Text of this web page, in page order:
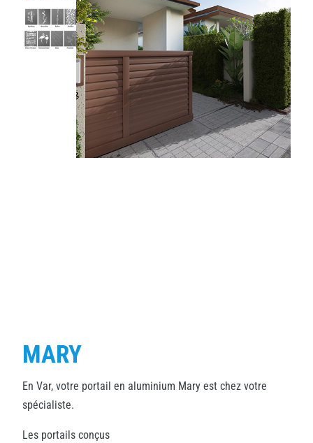
MARY
En Var, votre portail en aluminium Mary est chez votre
spécialiste.
Les portails conçus